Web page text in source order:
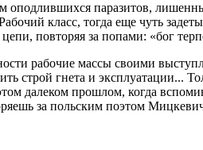
паразитов,
класс, тогда еще чуть
повторяя за попами: «бог
рабочие массы своими
строй гнета и эксплуатации...
далеком прошлом, когда
за польским поэтом